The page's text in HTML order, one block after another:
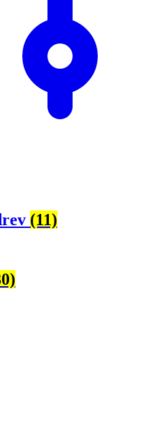
(11)